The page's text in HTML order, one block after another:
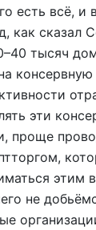
есть всё,
как сказал
тысяч
эти
проще
этим
не